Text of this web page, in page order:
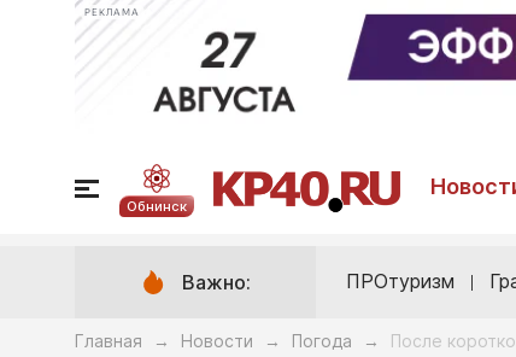
РЕКЛАМА
Обнинск
Важно: ПРОтуризм
Главная → Новости → Погода → После